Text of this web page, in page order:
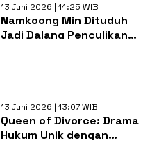
13 Juni 2026 | 14:25 WIB
Namkoong Min Dituduh
Jadi Dalang Penculikan
13 Juni 2026 | 13:07 WIB
Queen of Divorce: Drama
Hukum Unik dengan